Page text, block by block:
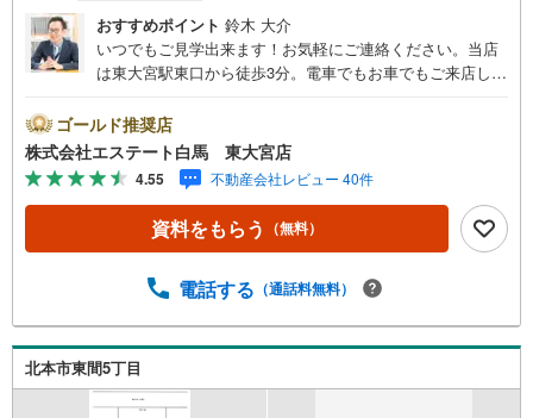
おすすめポイント 鈴木 大介
いつでもご見学出来ます！お気軽にご連絡ください。当店
は東大宮駅東口から徒歩3分。電車でもお車でもご来店しや
ート見学・リモート相談サービス～・小さいお子様や家事
で外出できない、天気が悪く外出したくない時・LINEやZO
OMなど無料のアプリですぐにご利用いただけます・リモー
ト見学はスタッフがご興味ある物件の現地から映像をお届
けします・写真では伝わりにくい「空気感」や違うアング
ルからみたかったリビングの「見え方」などもしっかり確
計相談を専門のファイナンシャルプランナーと1対1で・バ
変わって予め確認も・別々の場所から家族みんなで参加も
できます・お気軽にご相談下さい～営業時間～9:30～18:30
こちらのお時間でしたらお電話でのお問合せがスムーズで
すお気軽にお問合せください
ゴールド推奨店
株式会社エステート白馬 東大宮店
4.55 不動産会社レビュー 40件
資料をもらう （無料）
電話する （通話料無料）
北本市東間5丁目